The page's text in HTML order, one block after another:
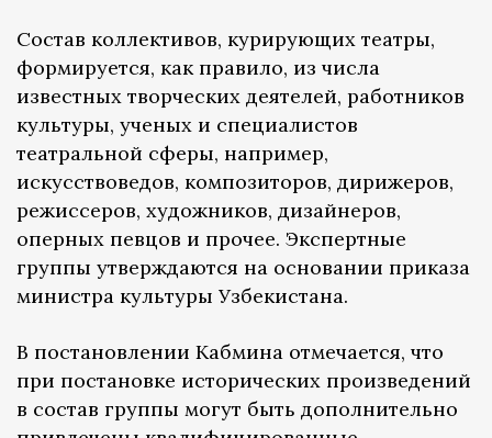
Состав коллективов, курирующих театры,
формируется, как правило, из числа
известных творческих деятелей, работников
культуры, ученых и специалистов
театральной сферы, например,
искусствоведов, композиторов, дирижеров,
режиссеров, художников, дизайнеров,
оперных певцов и прочее. Экспертные
группы утверждаются на основании приказа
министра культуры Узбекистана.
В постановлении Кабмина отмечается, что
при постановке исторических произведений
в состав группы могут быть дополнительно